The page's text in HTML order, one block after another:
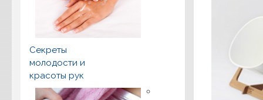
Секреты
молодости и
красоты рук